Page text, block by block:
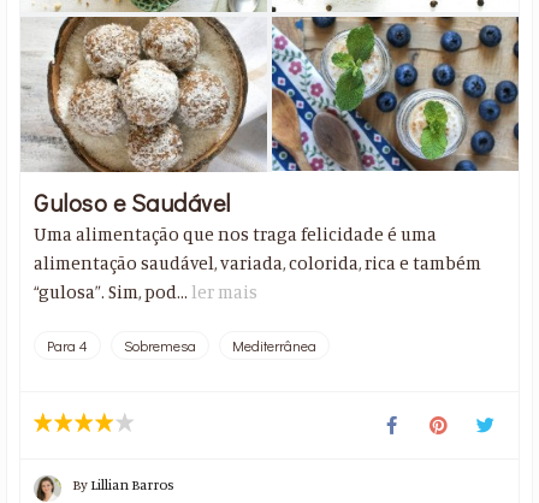
Guloso e Saudável
Uma alimentação que nos traga felicidade é uma
alimentação saudável, variada, colorida, rica e também
“gulosa”. Sim, pod...ler mais
Para 4 Sobremesa Mediterrânea
ByLillian Barros